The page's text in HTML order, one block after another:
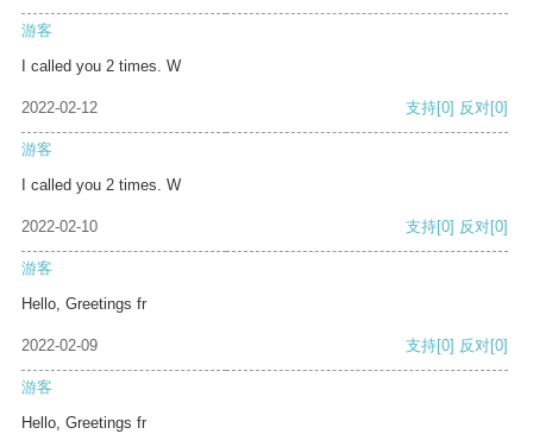
游客
I called you 2 times. W
2022-02-12 支持[0] 反对[0]
游客
I called you 2 times. W
2022-02-10 支持[0] 反对[0]
游客
Hello, Greetings fr
2022-02-09 支持[0] 反对[0]
游客
Hello, Greetings fr